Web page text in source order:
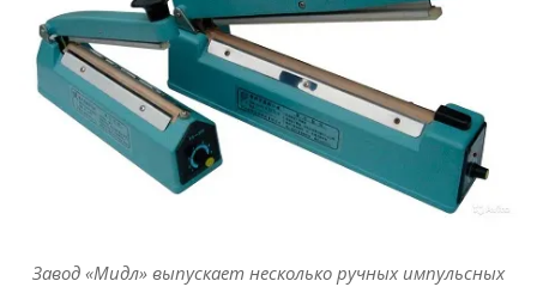
Завод «Мидл» выпускает несколько ручных импульсных